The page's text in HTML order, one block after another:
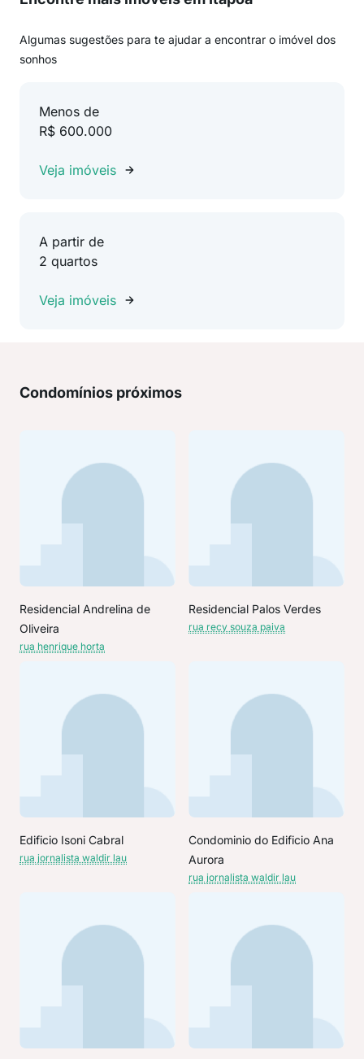
Algumas sugestões para te ajudar a encontrar o imóvel dos
sonhos
Menos de
R$ 600.000
Veja imóveis
A partir de
2 quartos
Veja imóveis
Condomínios próximos
Residencial Andrelina de
Oliveira
rua henrique horta
Residencial Palos Verdes
rua recy souza paiva
Edificio Isoni Cabral
rua jornalista waldir lau
Condominio do Edificio Ana
Aurora
rua jornalista waldir lau